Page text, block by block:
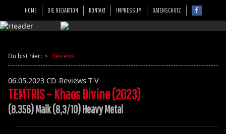
HOME DIE REDAKTION KONTAKT IMPRESSUM DATENSCHUTZ
Du bist hier: Reviews
06.05.2023 CD-Reviews T-V
TEMTRIS – Khaos Divine (2023)
(8.356) Maik (8,3/10) Heavy Metal